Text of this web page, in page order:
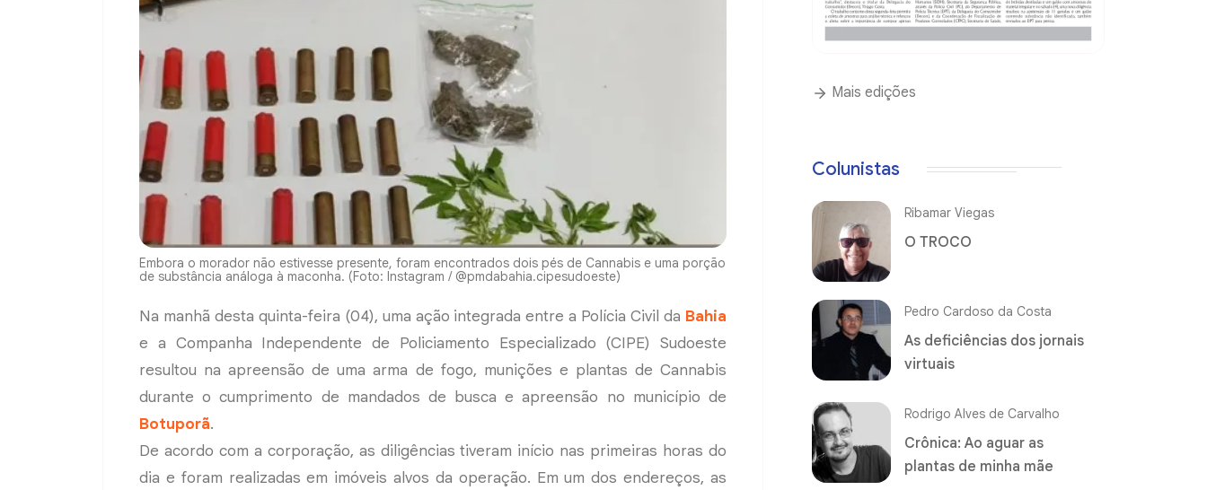
Embora o morador não estivesse presente, foram encontrados dois pés de Cannabis e uma porção
de substância análoga à maconha. (Foto: Instagram / @pmdabahia.cipesudoeste)
Na manhã desta quinta-feira (04), uma ação integrada entre a Polícia Civil da Bahia
e a Companha Independente de Policiamento Especializado (CIPE) Sudoeste
resultou na apreensão de uma arma de fogo, munições e plantas de Cannabis
durante o cumprimento de mandados de busca e apreensão no município de
Botuporã.
De acordo com a corporação, as diligências tiveram início nas primeiras horas do
dia e foram realizadas em imóveis alvos da operação. Em um dos endereços, as
Mais edições
Colunistas
Ribamar Viegas
O TROCO
Pedro Cardoso da Costa
As deficiências dos jornais
virtuais
Rodrigo Alves de Carvalho
Crônica: Ao aguar as
plantas de minha mãe